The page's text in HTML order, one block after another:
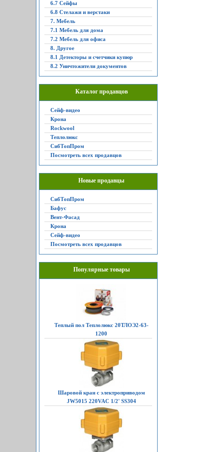
6.7 Сейфы
6.8 Стелажи и верстаки
7. Мебель
7.1 Мебель для дома
7.2 Мебель для офиса
8. Другое
8.1 Детекторы и счетчики купюр
8.2 Уничтожители документов
Каталог продавцов
Сейф-видео
Крона
Rockwool
Теплолюкс
СибТопПром
Посмотреть всех продавцов
Новые продавцы
СибТопПром
Бафус
Вент-Фасад
Крона
Сейф-видео
Посмотреть всех продавцов
Популярные товары
Теплый пол Теплолюкс 20ТЛОЭ2-63-
1200
Шаровой кран с электроприводом
JW5015 220VAC 1/2' SS304